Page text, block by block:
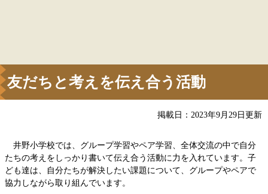
友だちと考えを伝え合う活動
掲載日：2023年9月29日更新
井野小学校では、グループ学習やペア学習、全体交流の中で自分
たちの考えをしっかり書いて伝え合う活動に力を入れています。子
ども達は、自分たちが解決したい課題について、グループやペアで
協力しながら取り組んでいます。